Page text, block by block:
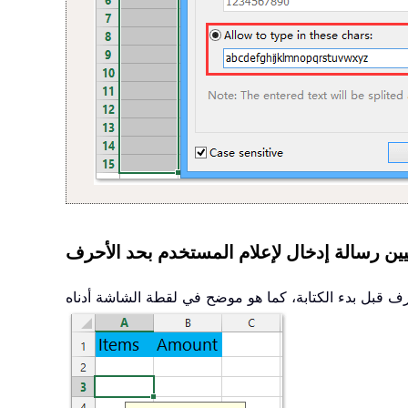
رسالة إدخال لإعلام المستخدم بحد الأحرف